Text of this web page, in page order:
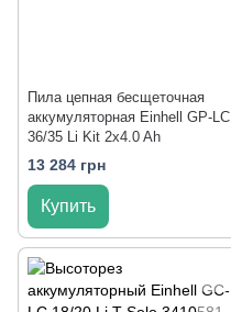
Пила цепная бесщеточная
аккумуляторная Einhell GP-LC
36/35 Li Kit 2x4.0 Ah
13 284 грн
Купить